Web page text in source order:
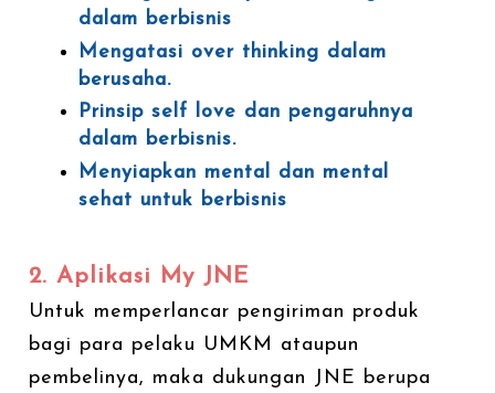
dalam berbisnis
Mengatasi over thinking dalam
berusaha.
Prinsip self love dan pengaruhnya
dalam berbisnis.
Menyiapkan mental dan mental
sehat untuk berbisnis
2. Aplikasi My JNE
Untuk memperlancar pengiriman produk
bagi para pelaku UMKM ataupun
pembelinya, maka dukungan JNE berupa